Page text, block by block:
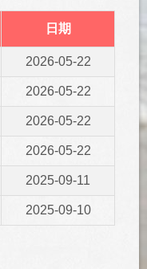
日期
2026-05-22
2026-05-22
2026-05-22
2026-05-22
2025-09-11
2025-09-10